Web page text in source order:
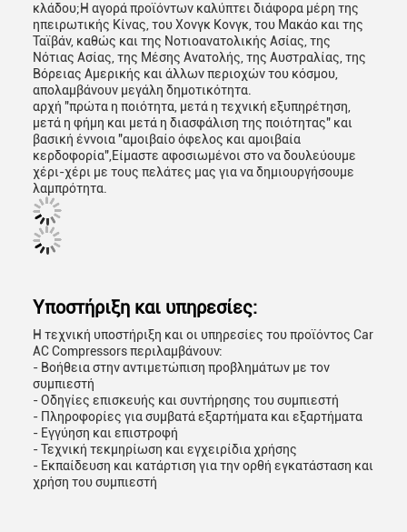
κλάδου;Η αγορά προϊόντων καλύπτει διάφορα μέρη της
ηπειρωτικής Κίνας, του Χονγκ Κονγκ, του Μακάο και της
Ταϊβάν, καθώς και της Νοτιοανατολικής Ασίας, της
Νότιας Ασίας, της Μέσης Ανατολής, της Αυστραλίας, της
Βόρειας Αμερικής και άλλων περιοχών του κόσμου,
απολαμβάνουν μεγάλη δημοτικότητα.
αρχή "πρώτα η ποιότητα, μετά η τεχνική εξυπηρέτηση,
μετά η φήμη και μετά η διασφάλιση της ποιότητας" και
βασική έννοια "αμοιβαίο όφελος και αμοιβαία
κερδοφορία",Είμαστε αφοσιωμένοι στο να δουλεύουμε
χέρι-χέρι με τους πελάτες μας για να δημιουργήσουμε
λαμπρότητα.
Υποστήριξη και υπηρεσίες:
Η τεχνική υποστήριξη και οι υπηρεσίες του προϊόντος Car
AC Compressors περιλαμβάνουν:
- Βοήθεια στην αντιμετώπιση προβλημάτων με τον
συμπιεστή
- Οδηγίες επισκευής και συντήρησης του συμπιεστή
- Πληροφορίες για συμβατά εξαρτήματα και εξαρτήματα
- Εγγύηση και επιστροφή
- Τεχνική τεκμηρίωση και εγχειρίδια χρήσης
- Εκπαίδευση και κατάρτιση για την ορθή εγκατάσταση και
χρήση του συμπιεστή